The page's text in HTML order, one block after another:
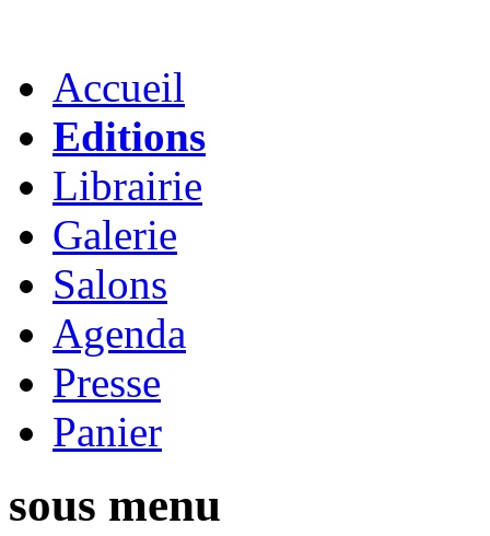
Accueil
Editions
Librairie
Galerie
Salons
Agenda
Presse
Panier
sous menu